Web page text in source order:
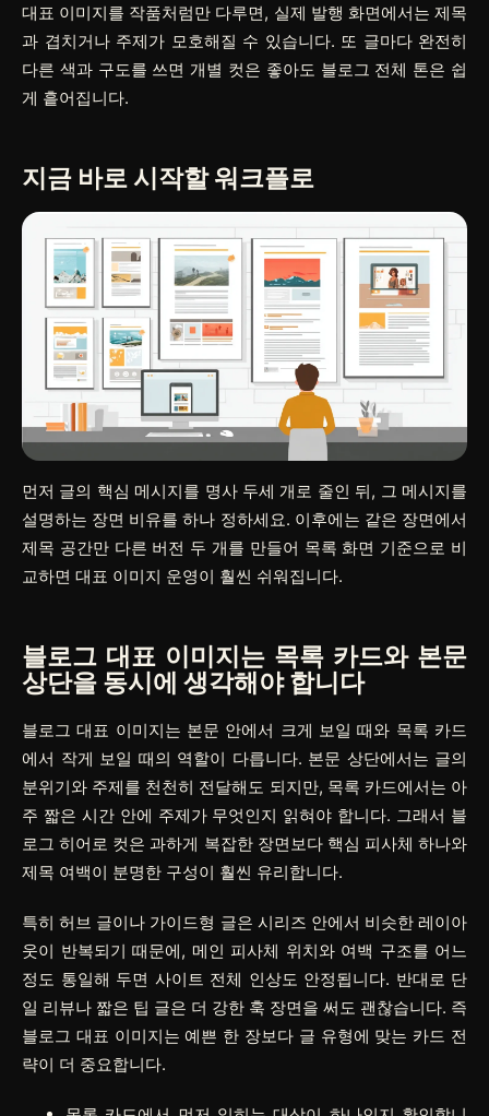
대표 이미지를 작품처럼만 다루면, 실제 발행 화면에서는 제목
과 겹치거나 주제가 모호해질 수 있습니다. 또 글마다 완전히
다른 색과 구도를 쓰면 개별 컷은 좋아도 블로그 전체 톤은 쉽
게 흩어집니다.
지금 바로 시작할 워크플로
먼저 글의 핵심 메시지를 명사 두세 개로 줄인 뒤, 그 메시지를
설명하는 장면 비유를 하나 정하세요. 이후에는 같은 장면에서
제목 공간만 다른 버전 두 개를 만들어 목록 화면 기준으로 비
교하면 대표 이미지 운영이 훨씬 쉬워집니다.
블로그 대표 이미지는 목록 카드와 본문
상단을 동시에 생각해야 합니다
블로그 대표 이미지는 본문 안에서 크게 보일 때와 목록 카드
에서 작게 보일 때의 역할이 다릅니다. 본문 상단에서는 글의
분위기와 주제를 천천히 전달해도 되지만, 목록 카드에서는 아
주 짧은 시간 안에 주제가 무엇인지 읽혀야 합니다. 그래서 블
로그 히어로 컷은 과하게 복잡한 장면보다 핵심 피사체 하나와
제목 여백이 분명한 구성이 훨씬 유리합니다.
특히 허브 글이나 가이드형 글은 시리즈 안에서 비슷한 레이아
웃이 반복되기 때문에, 메인 피사체 위치와 여백 구조를 어느
정도 통일해 두면 사이트 전체 인상도 안정됩니다. 반대로 단
일 리뷰나 짧은 팁 글은 더 강한 훅 장면을 써도 괜찮습니다. 즉
블로그 대표 이미지는 예쁜 한 장보다 글 유형에 맞는 카드 전
략이 더 중요합니다.